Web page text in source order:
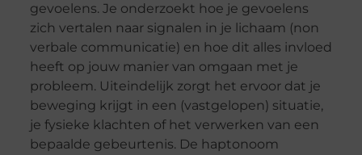
gevoelens. Je onderzoekt hoe je gevoelens
zich vertalen naar signalen in je lichaam (non
verbale communicatie) en hoe dit alles invloed
heeft op jouw manier van omgaan met je
probleem. Uiteindelijk zorgt het ervoor dat je
beweging krijgt in een (vastgelopen) situatie,
je fysieke klachten of het verwerken van een
bepaalde gebeurtenis. De haptonoom